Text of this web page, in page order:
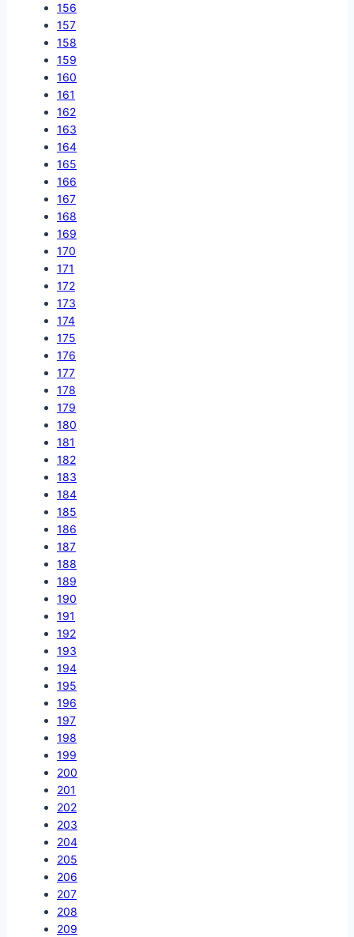
156
157
158
159
160
161
162
163
164
165
166
167
168
169
170
171
172
173
174
175
176
177
178
179
180
181
182
183
184
185
186
187
188
189
190
191
192
193
194
195
196
197
198
199
200
201
202
203
204
205
206
207
208
209